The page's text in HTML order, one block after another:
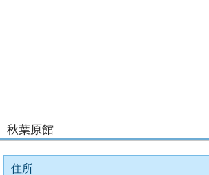
秋葉原館
住所